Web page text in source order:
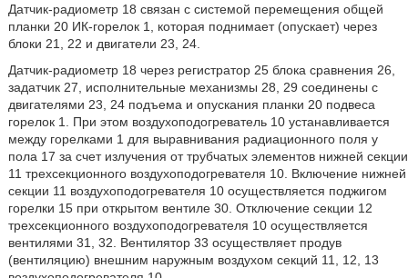
Датчик-радиометр 18 связан с системой перемещения общей
планки 20 ИК-горелок 1, которая поднимает (опускает) через
блоки 21, 22 и двигатели 23, 24.
Датчик-радиометр 18 через регистратор 25 блока сравнения 26,
задатчик 27, исполнительные механизмы 28, 29 соединены с
двигателями 23, 24 подъема и опускания планки 20 подвеса
горелок 1. При этом воздухоподогреватель 10 устанавливается
между горелками 1 для выравнивания радиационного поля у
пола 17 за счет излучения от трубчатых элементов нижней секции
11 трехсекционного воздухоподогревателя 10. Включение нижней
секции 11 воздухоподогревателя 10 осуществляется поджигом
горелки 15 при открытом вентиле 30. Отключение секции 12
трехсекционного воздухоподогревателя 10 осуществляется
вентилями 31, 32. Вентилятор 33 осуществляет продув
(вентиляцию) внешним наружным воздухом секций 11, 12, 13